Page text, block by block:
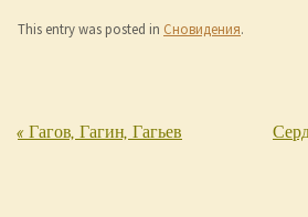
This entry was posted in Сновидения.
Post navigation
«Гагов, Гагин, Гагьев